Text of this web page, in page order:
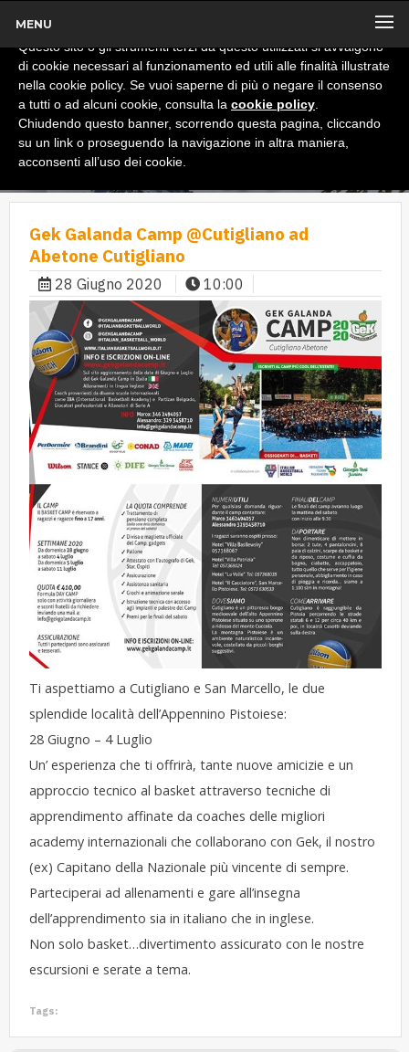
MENU
Gek Galanda Camp @Cutigliano ad
Abetone Cutigliano
28 Giugno 2020 10:00
Ti aspettiamo a Cutigliano e San Marcello, le due
splendide località dell’Appennino Pistoiese:
28 Giugno – 4 Luglio
Un’ esperienza che ti offrirà, tante nuove amicizie e un
approccio tecnico al basket attraverso tecniche di
apprendimento affinate da coaches delle migliori
academy internazionali che collaborano con Gek, il nostro
(ex) Capitano della Nazionale più vincente di sempre.
Parteciperai ad allenamenti e gare all’insegna
dell’apprendimento sia in italiano che in inglese.
Non solo basket…divertimento assicurato con le nostre
escursioni e serate a tema.
Tags:
x
Informativa
Questo sito o gli strumenti terzi da questo utilizzati si avvalgono
di cookie necessari al funzionamento ed utili alle finalità illustrate
nella cookie policy. Se vuoi saperne di più o negare il consenso
a tutti o ad alcuni cookie, consulta la cookie policy
Chiudendo questo banner, scorrendo questa pagina, cliccando
su un link o proseguendo la navigazione in altra maniera,
acconsenti all’uso dei cookie.